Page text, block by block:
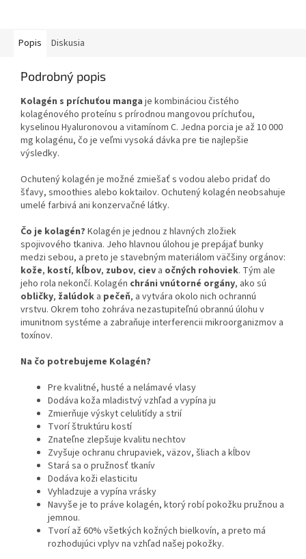
Popis Diskusia
Podrobný popis
Kolagén s príchuťou manga je kombináciou čistého
kolagénového proteínu s prírodnou mangovou príchuťou,
kyselinou Hyaluronovou a vitamínom C. Jedna porcia je až 10 000
mg kolagénu, čo je veľmi vysoká dávka pre tie najlepšie
výsledky.
Ochutený kolagén je možné zmiešať s vodou alebo pridať do
šťavy, smoothies alebo koktailov. Ochutený kolagén neobsahuje
umelé farbivá ani konzervačné látky.
Čo je kolagén? Kolagén je jednou z hlavných zložiek
spojivového tkaniva. Jeho hlavnou úlohou je prepájať bunky
medzi sebou, a preto je stavebným materiálom väčšiny orgánov:
kože, kostí, kĺbov, zubov, ciev a očných rohoviek. Tým ale
jeho rola nekončí. Kolagén chráni vnútorné orgány, ako sú
obličky, žalúdok a pečeň, a vytvára okolo nich ochrannú
vrstvu. Okrem toho zohráva nezastupiteľnú obrannú úlohu v
imunitnom systéme a zabraňuje interferencii mikroorganizmov a
toxínov.
Na čo potrebujeme Kolagén?
Pre kvalitné, husté a nelámavé vlasy
Dodáva koža mladistvý vzhľad a vypína ju
Zmierňuje výskyt celulitídy a strií
Tvorí štruktúru kostí
Znateľne zlepšuje kvalitu nechtov
Zvyšuje ochranu chrupaviek, väzov, šliach a kĺbov
Stará sa o pružnosť tkanív
Dodáva koži elasticitu
Vyhladzuje a vypína vrásky
Navyše je to práve kolagén, ktorý robí pokožku pružnou a
jemnou.
Tvorí až 60% všetkých kožných bielkovín, a preto má
rozhodujúci vplyv na vzhľad našej pokožky.